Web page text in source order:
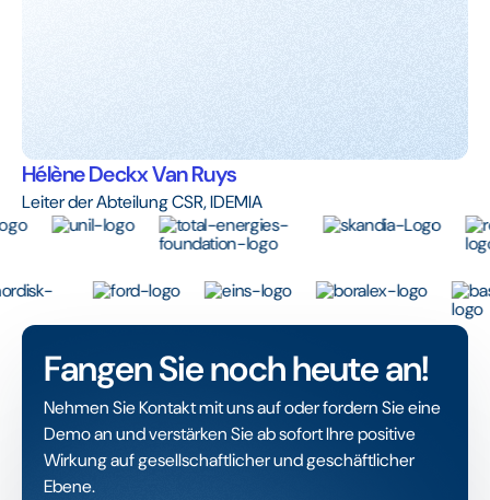
Hélène Deckx Van Ruys
Leiter der Abteilung CSR, IDEMIA
Fangen Sie noch heute an!
Nehmen Sie Kontakt mit uns auf oder fordern Sie eine
Demo an und verstärken Sie ab sofort Ihre positive
Wirkung auf gesellschaftlicher und geschäftlicher
Ebene.